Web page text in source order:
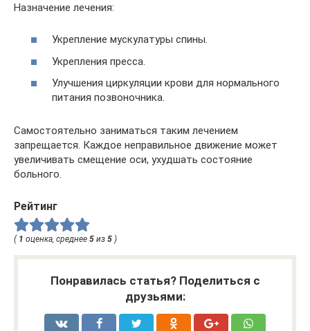
Назначение лечения:
Укрепление мускулатуры спины.
Укрепления пресса.
Улучшения циркуляции крови для нормального
питания позвоночника.
Самостоятельно заниматься таким лечением
запрещается. Каждое неправильное движение может
увеличивать смещение оси, ухудшать состояние
больного.
Рейтинг
( 1 оценка, среднее 5 из 5 )
Понравилась статья? Поделиться с
друзьями: